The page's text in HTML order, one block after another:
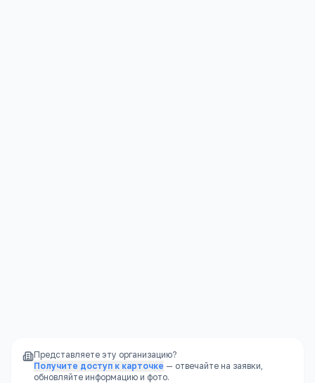
Представляете эту организацию?
Получите доступ к карточке — отвечайте на заявки,
обновляйте информацию и фото.